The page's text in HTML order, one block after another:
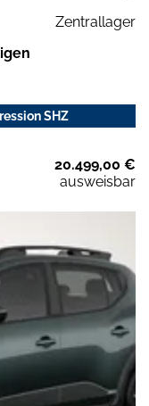
Zentrallager
SHZ
20.499,00 €
ausweisbar